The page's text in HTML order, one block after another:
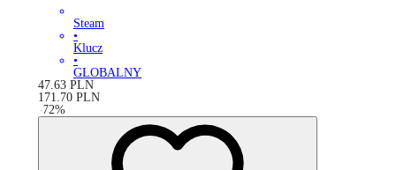
Steam
•
Klucz
•
GLOBALNY
47.63 PLN
171.70 PLN
-72%